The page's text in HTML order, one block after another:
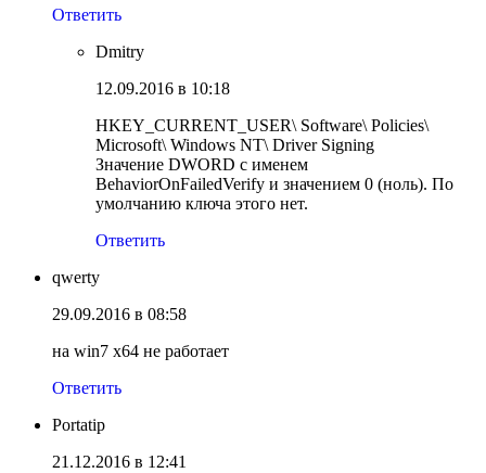
Ответить
Dmitry
12.09.2016 в 10:18
HKEY_CURRENT_USER\ Software\ Policies\
Microsoft\ Windows NT\ Driver Signing
Значение DWORD с именем
BehaviorOnFailedVerify и значением 0 (ноль). По
умолчанию ключа этого нет.
Ответить
qwerty
29.09.2016 в 08:58
на win7 x64 не работает
Ответить
Portatip
21.12.2016 в 12:41